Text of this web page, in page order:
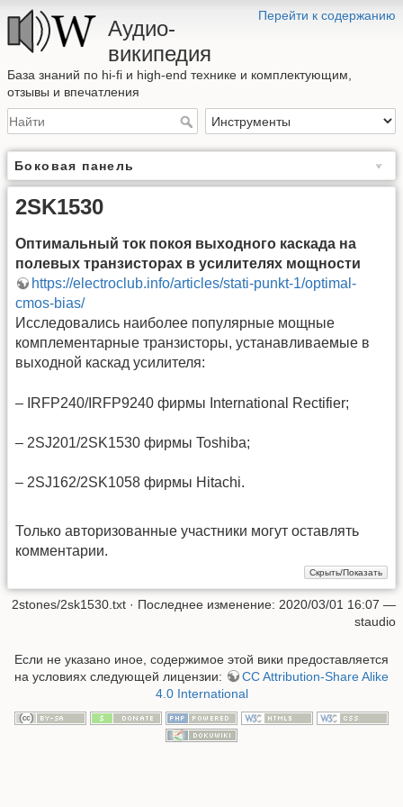
Перейти к содержанию
Аудио-
википедия
База знаний по hi-fi и high-end технике и комплектующим,
отзывы и впечатления
Боковая панель
2SK1530
Оптимальный ток покоя выходного каскада на
полевых транзисторах в усилителях мощности
https://electroclub.info/articles/stati-punkt-1/optimal-
cmos-bias/
Исследовались наиболее популярные мощные
комплементарные транзисторы, устанавливаемые в
выходной каскад усилителя:
– IRFP240/IRFP9240 фирмы International Rectifier;
– 2SJ201/2SK1530 фирмы Toshiba;
– 2SJ162/2SK1058 фирмы Hitachi.
Только авторизованные участники могут оставлять
комментарии.
2stones/2sk1530.txt · Последнее изменение: 2020/03/01 16:07 —
staudio
Если не указано иное, содержимое этой вики предоставляется
на условиях следующей лицензии:
CC Attribution-Share Alike
4.0 International